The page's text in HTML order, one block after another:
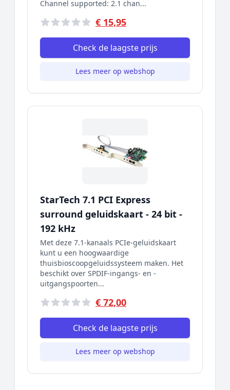
Channel supported: 2.1 chan...
€ 15,95
Check de laagste prijs
Lees meer op webshop
StarTech 7.1 PCI Express
surround geluidskaart - 24 bit -
192 kHz
Met deze 7.1-kanaals PCIe-geluidskaart
kunt u een hoogwaardige
thuisbioscoopgeluidssysteem maken. Het
beschikt over SPDIF-ingangs- en -
uitgangspoorten...
€ 72,00
Check de laagste prijs
Lees meer op webshop